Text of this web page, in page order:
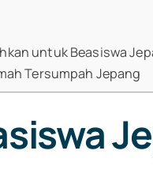
untuk Beasiswa
Tersumpah Jepang